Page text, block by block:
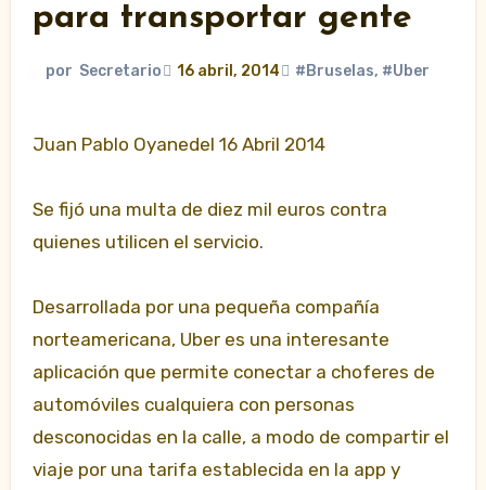
para transportar gente
por Secretario 16 abril, 2014 #Bruselas, #Uber
Juan Pablo Oyanedel 16 Abril 2014
Se fijó una multa de diez mil euros contra
quienes utilicen el servicio.
Desarrollada por una pequeña compañía
norteamericana, Uber es una interesante
aplicación que permite conectar a choferes de
automóviles cualquiera con personas
desconocidas en la calle, a modo de compartir el
viaje por una tarifa establecida en la app y